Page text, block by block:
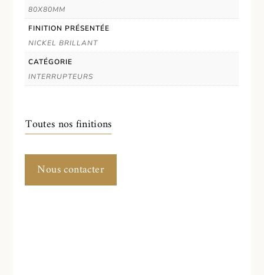
80X80MM
FINITION PRÉSENTÉE
NICKEL BRILLANT
CATÉGORIE
INTERRUPTEURS
Toutes nos finitions
Nous contacter